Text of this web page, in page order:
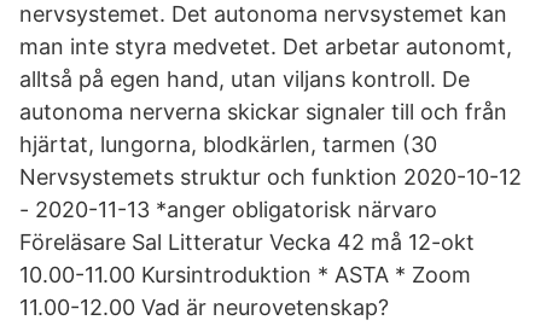
nervsystemet. Det autonoma nervsystemet kan
man inte styra medvetet. Det arbetar autonomt,
alltså på egen hand, utan viljans kontroll. De
autonoma nerverna skickar signaler till och från
hjärtat, lungorna, blodkärlen, tarmen (30
Nervsystemets struktur och funktion 2020-10-12
- 2020-11-13 *anger obligatorisk närvaro
Föreläsare Sal Litteratur Vecka 42 må 12-okt
10.00-11.00 Kursintroduktion * ASTA * Zoom
11.00-12.00 Vad är neurovetenskap?